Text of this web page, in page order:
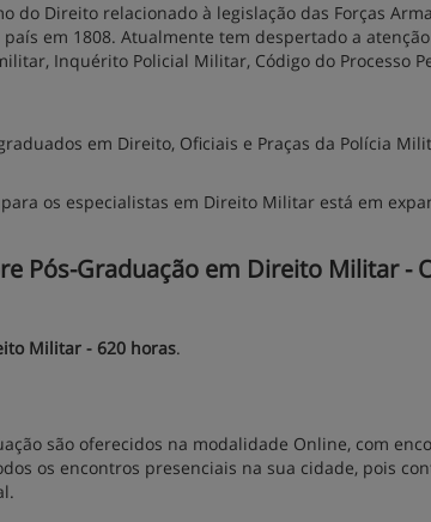
do Direito relacionado à legislação das Forças
em 1808. Atualmente tem despertado a
Inquérito Policial Militar, Código do Processo
em Direito, Oficiais e Praças da Polícia
os especialistas em Direito Militar está em
Pós-Graduação em Direito Militar -
Militar - 620 horas.
são oferecidos na modalidade Online, com
os encontros presenciais na sua cidade, pois